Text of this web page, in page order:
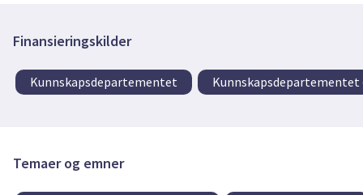
Finansieringskilder
Kunnskapsdepartementet
Temaer og emner